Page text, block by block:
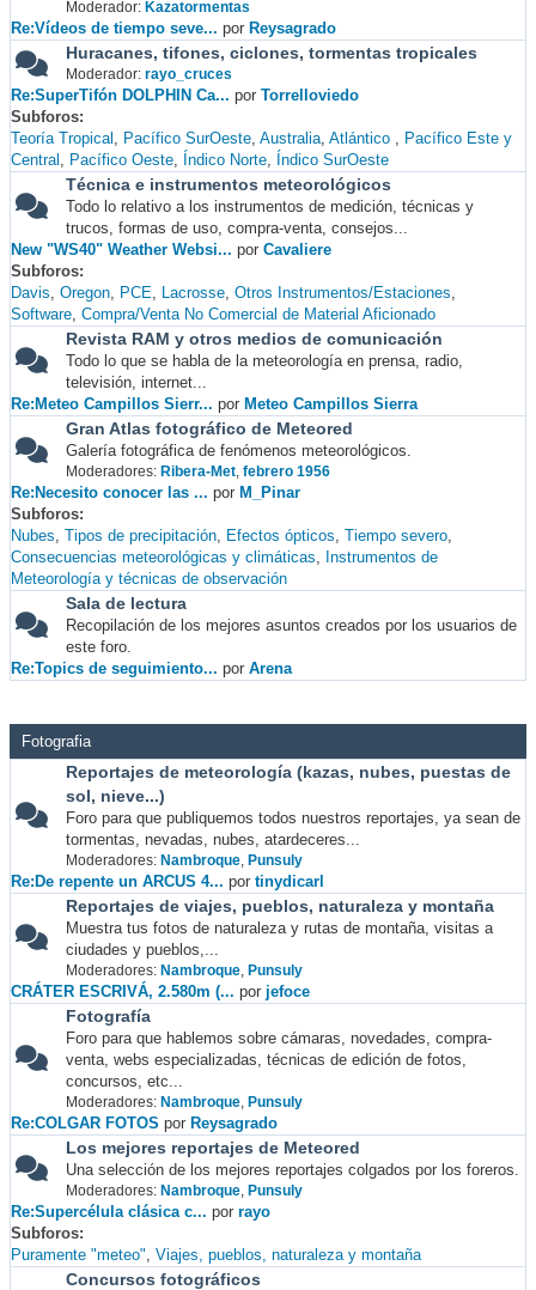
Moderador: Kazatormentas
Re:Vídeos de tiempo seve... por Reysagrado
Huracanes, tifones, ciclones, tormentas tropicales
Moderador: rayo_cruces
Re:SuperTifón DOLPHIN Ca... por Torrelloviedo
Subforos
Teoría Tropical
Pacífico SurOeste Australia Atlántico
Pacífico Este y
Central
Pacífico Oeste Índico Norte Índico SurOeste
Técnica e instrumentos meteorológicos
Todo lo relativo a los instrumentos de medición, técnicas y
trucos, formas de uso, compra-venta, consejos...
New "WS40" Weather Websi... por Cavaliere
Subforos
Davis Oregon PCE Lacrosse Otros Instrumentos/Estaciones
Software Compra/Venta No Comercial de Material Aficionado
Revista RAM y otros medios de comunicación
Todo lo que se habla de la meteorología en prensa, radio,
televisión, internet...
Re:Meteo Campillos Sierr... por Meteo Campillos Sierra
Gran Atlas fotográfico de Meteored
Galería fotográfica de fenómenos meteorológicos.
Moderadores: Ribera-Met, febrero 1956
Re:Necesito conocer las ... por M_Pinar
Subforos
Nubes Tipos de precipitación Efectos ópticos Tiempo severo
Consecuencias meteorológicas y climáticas
Instrumentos de
Meteorología y técnicas de observación
Sala de lectura
Recopilación de los mejores asuntos creados por los usuarios de
este foro.
Re:Topics de seguimiento... por Arena
Fotografia
Reportajes de meteorología (kazas, nubes, puestas de
sol, nieve...)
Foro para que publiquemos todos nuestros reportajes, ya sean de
tormentas, nevadas, nubes, atardeceres...
Moderadores: Nambroque, Punsuly
Re:De repente un ARCUS 4... por tinydicarl
Reportajes de viajes, pueblos, naturaleza y montaña
Muestra tus fotos de naturaleza y rutas de montaña, visitas a
ciudades y pueblos,...
Moderadores: Nambroque, Punsuly
CRÁTER ESCRIVÁ, 2.580m (... por jefoce
Fotografía
Foro para que hablemos sobre cámaras, novedades, compra-
venta, webs especializadas, técnicas de edición de fotos,
concursos, etc...
Moderadores: Nambroque, Punsuly
Re:COLGAR FOTOS por Reysagrado
Los mejores reportajes de Meteored
Una selección de los mejores reportajes colgados por los foreros.
Moderadores: Nambroque, Punsuly
Re:Supercélula clásica c... por rayo
Subforos
Puramente "meteo" Viajes, pueblos, naturaleza y montaña
Concursos fotográficos